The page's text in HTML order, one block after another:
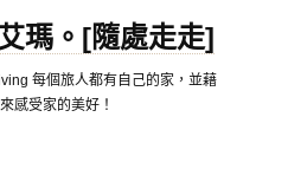
瑪。[隨處走走]
每個旅人都有自己的家，並藉
感受家的美好！